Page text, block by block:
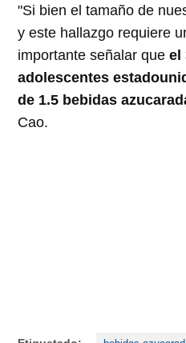
"Si bien el tamaño de
y este hallazgo requiere
importante señalar queel
adolescentes
de 1.5 bebidas
Cao.